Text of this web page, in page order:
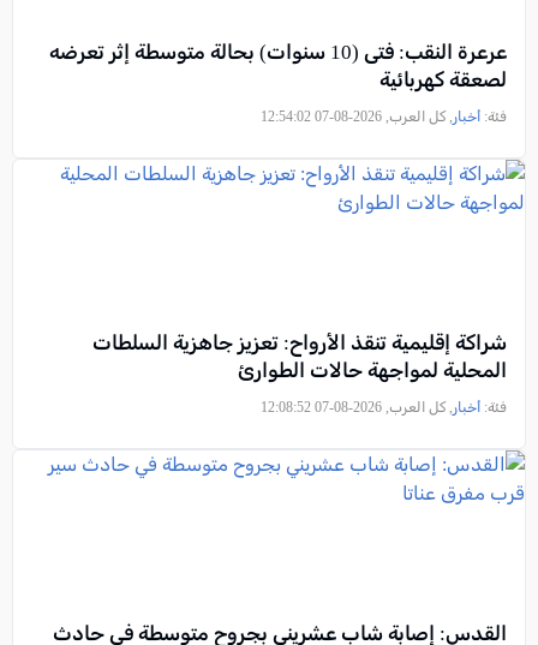
عرعرة النقب: فتى (10 سنوات) بحالة متوسطة إثر تعرضه
لصعقة كهربائية
فئة: أخبار , كل العرب, 2026-08-07 12:54:02
شراكة إقليمية تنقذ الأرواح: تعزيز جاهزية السلطات
المحلية لمواجهة حالات الطوارئ
فئة: أخبار , كل العرب, 2026-08-07 12:08:52
القدس: إصابة شاب عشريني بجروح متوسطة في حادث